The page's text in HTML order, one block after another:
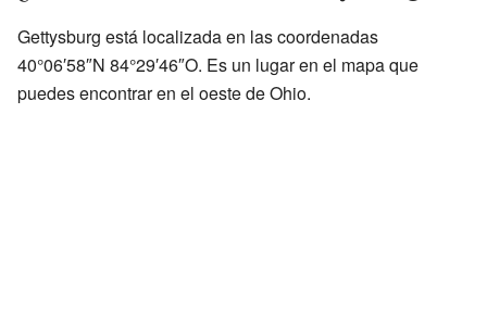
Gettysburg está localizada en las coordenadas
40°06′58″N 84°29′46″O. Es un lugar en el mapa que
puedes encontrar en el oeste de Ohio.